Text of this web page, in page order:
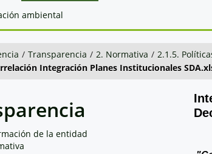
ambiental
/ Transparencia / 2. Normativa / 2.1.5.
Integración Planes Institucionales
de la entidad